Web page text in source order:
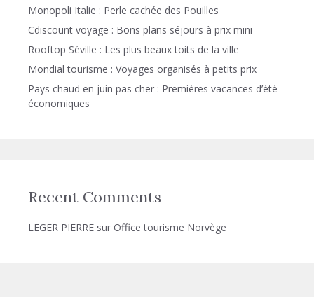
Monopoli Italie : Perle cachée des Pouilles
Cdiscount voyage : Bons plans séjours à prix mini
Rooftop Séville : Les plus beaux toits de la ville
Mondial tourisme : Voyages organisés à petits prix
Pays chaud en juin pas cher : Premières vacances d’été
économiques
Recent Comments
LEGER PIERRE sur Office tourisme Norvège